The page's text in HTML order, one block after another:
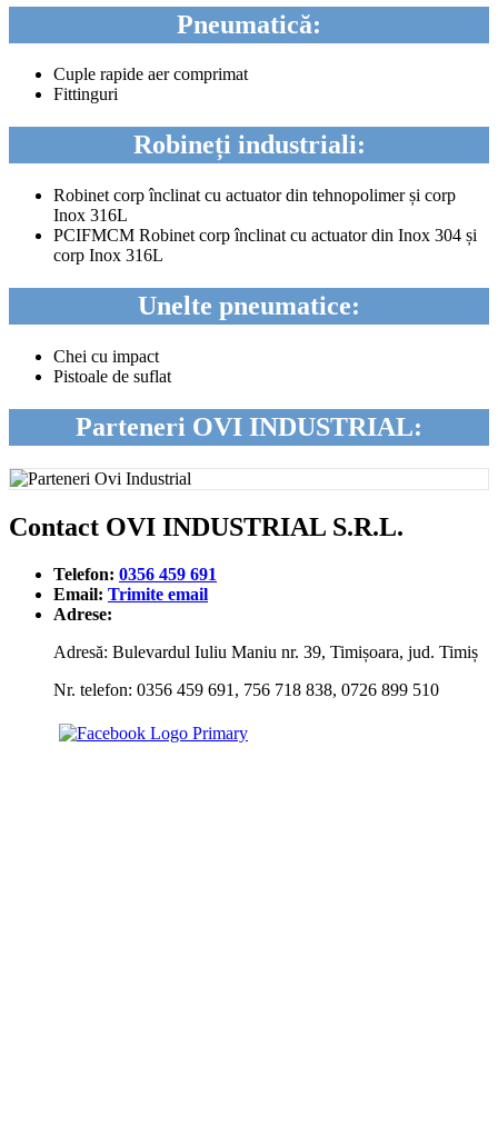
Pneumatică:
Cuple rapide aer comprimat
Fittinguri
Robineți industriali:
Robinet corp înclinat cu actuator din tehnopolimer și corp
Inox 316L
PCIFMCM Robinet corp înclinat cu actuator din Inox 304 și
corp Inox 316L
Unelte pneumatice:
Chei cu impact
Pistoale de suflat
Parteneri OVI INDUSTRIAL:
Contact OVI INDUSTRIAL S.R.L.
Telefon: 0356 459 691
Email: Trimite email
Adrese:
Adresă: Bulevardul Iuliu Maniu nr. 39, Timișoara, jud. Timiș
Nr. telefon: 0356 459 691, 756 718 838, 0726 899 510